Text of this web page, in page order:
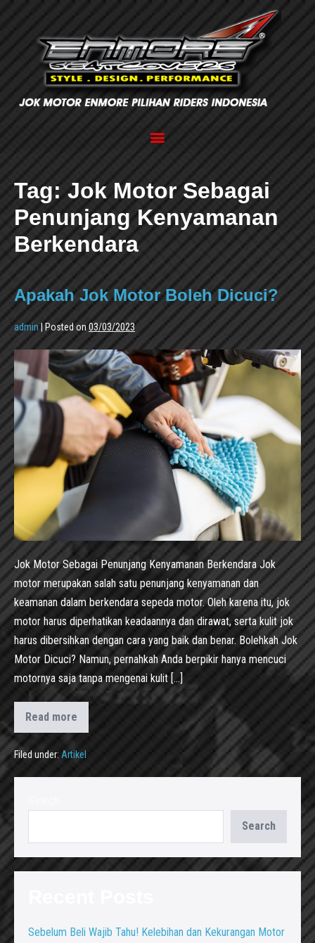
Tag: Jok Motor Sebagai
Penunjang Kenyamanan
Berkendara
Apakah Jok Motor Boleh Dicuci?
admin|Posted on03/03/2023
Jok Motor Sebagai Penunjang Kenyamanan Berkendara Jok
motor merupakan salah satu penunjang kenyamanan dan
keamanan dalam berkendara sepeda motor. Oleh karena itu, jok
motor harus diperhatikan keadaannya dan dirawat, serta kulit jok
harus dibersihkan dengan cara yang baik dan benar. Bolehkah Jok
Motor Dicuci? Namun, pernahkah Anda berpikir hanya mencuci
motornya saja tanpa mengenai kulit […]
Read more
Filed under: Artikel
Search
Sebelum Beli Wajib Tahu! Kelebihan dan Kekurangan Motor